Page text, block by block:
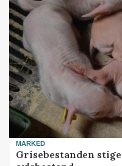
MARKED
Grisebestanden